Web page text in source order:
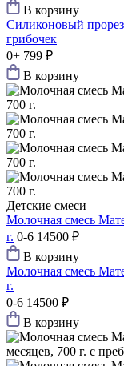
В корзину
Силиконовый
грибочек
0+ 799 ₽
В корзину
Детские смеси
Молочная смесь
г. 0-6 14500 ₽
В корзину
Молочная смесь
г.
0-6 14500 ₽
В корзину